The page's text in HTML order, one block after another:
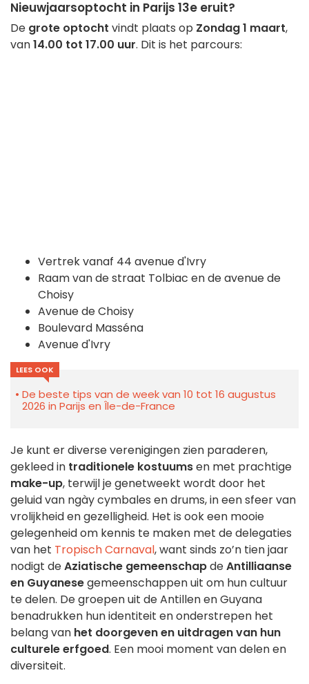
Nieuwjaarsoptocht in Parijs 13e eruit?
De grote optocht vindt plaats op Zondag 1 maart,
van14.00 tot 17.00 uur. Dit is het parcours:
Vertrek vanaf 44 avenue d'Ivry
Raam van de straat Tolbiac en de avenue de
Choisy
Avenue de Choisy
Boulevard Masséna
Avenue d'Ivry
LEES OOK
De beste tips van de week van 10 tot 16 augustus
2026 in Parijs en Île-de-France
Je kunt er diverse verenigingen zien paraderen,
gekleed in traditionele kostuumsen met prachtige
make-up, terwijl je genetweekt wordt door het
geluid van ngày cymbales en drums, in een sfeer van
vrolijkheid en gezelligheid. Het is ook een mooie
gelegenheid om kennis te maken met de delegaties
van het Tropisch Carnaval, want sinds zo’n tien jaar
nodigt deAziatische gemeenschapdeAntilliaanse
en Guyanesegemeenschappen uit om hun cultuur
te delen. De groepen uit de Antillen en Guyana
benadrukken hun identiteit en onderstrepen het
belang van het doorgeven en uitdragen van hun
culturele erfgoed. Een mooi moment van delen en
diversiteit.